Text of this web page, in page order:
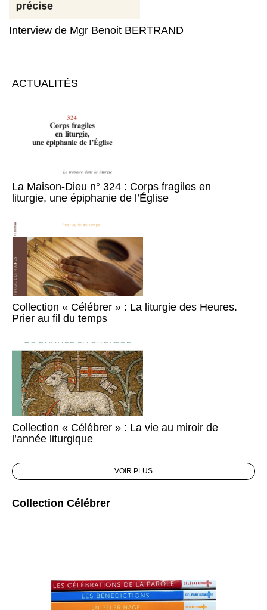
Interview de Mgr Benoit BERTRAND
ACTUALITÉS
La Maison-Dieu n° 324 : Corps fragiles en
liturgie, une épiphanie de l’Église
Collection « Célébrer » : La liturgie des Heures.
Prier au fil du temps
Collection « Célébrer » : La vie au miroir de
l’année liturgique
VOIR PLUS
Collection Célébrer